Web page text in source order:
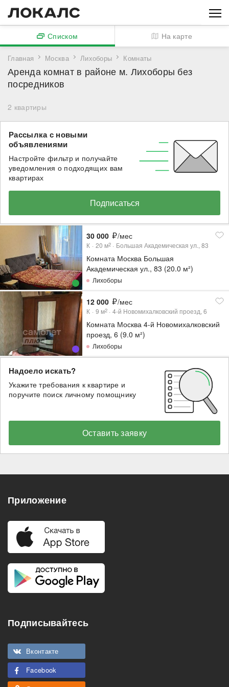
Главная Москва Лихоборы Комнаты
Аренда комнат в районе м. Лихоборы без
посредников
2 квартиры
Списком На карте
Рассылка с новыми
объявлениями
Настройте фильтр и получайте
уведомления о подходящих вам
квартирах
Подписаться
30 000 /мес
К 20 м2 Большая Академическая ул., 83
Комната Москва Большая
Академическая ул., 83 (20.0 м²)
Лихоборы
12 000 /мес
К 9 м2 4-й Новомихалковский проезд, 6
Комната Москва 4-й Новомихалковский
проезд, 6 (9.0 м²)
Лихоборы
Надоело искать?
Укажите требования к квартире и
поручите поиск личному помощнику
Оставить заявку
Приложение
Подписывайтесь
Вконтакте
Facebook